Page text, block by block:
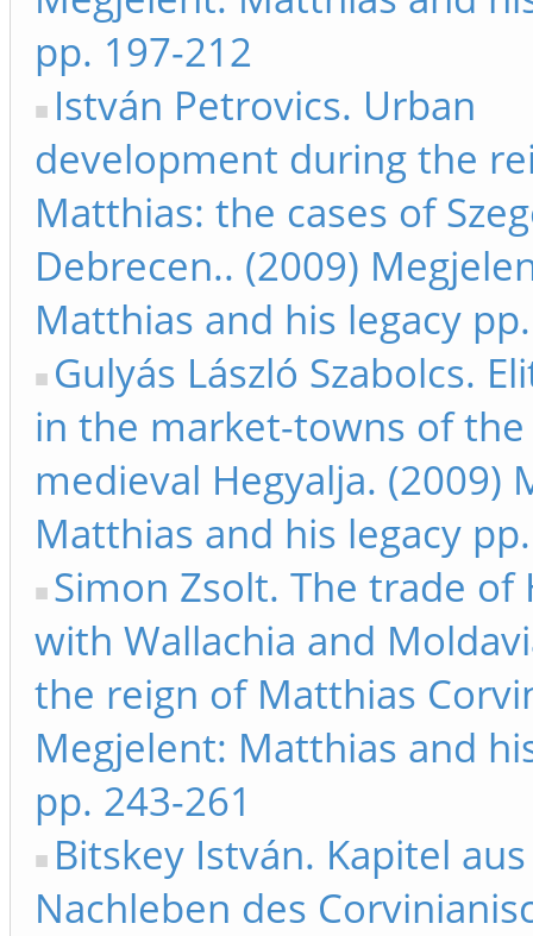
pp. 197-212
István Petrovics. Urban
development during the
Matthias: the cases of
Debrecen.. (2009)
Matthias and his legacy
Gulyás László Szabolcs.
in the market-towns of
medieval Hegyalja. (2009)
Matthias and his legacy
Simon Zsolt. The trade of
with Wallachia and
the reign of Matthias
Megjelent: Matthias and
pp. 243-261
Bitskey István. Kapitel
Nachleben des